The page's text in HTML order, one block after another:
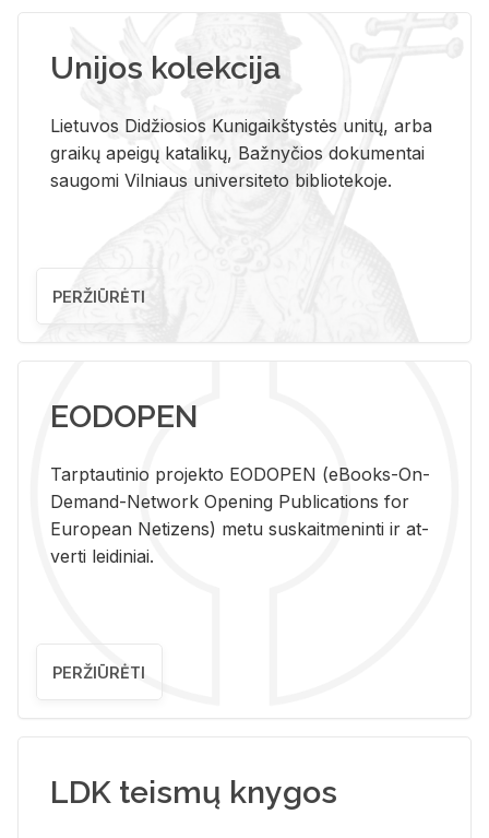
Unijos kolekcija
Lietuvos Didžiosios Kunigaikštystės unitų, arba
graikų apeigų katalikų, Bažnyčios dokumentai
saugomi Vilniaus universiteto bibliotekoje.
PERŽIŪRĖTI
EODOPEN
Tarp­tau­ti­nio pro­jek­to EO­DO­PEN (eBo­oks-On-
De­mand-Ne­twork Ope­ning Pub­li­ca­tions for
Eu­ro­pe­an Ne­ti­zens) metu su­skait­me­nin­ti ir at­
ver­ti lei­di­niai.
PERŽIŪRĖTI
LDK teismų knygos